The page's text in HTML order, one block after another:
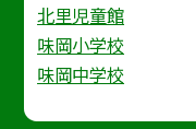
北里児童館
味岡小学校
味岡中学校